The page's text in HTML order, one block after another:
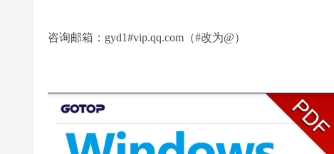
咨询邮箱：gyd1#vip.qq.com（#改为@）